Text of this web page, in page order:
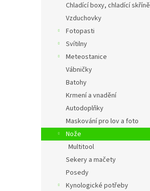
Chladící boxy, chladící skříně
Vzduchovky
Fotopasti
Svítilny
Meteostanice
Vábničky
Batohy
Krmení a vnadění
Autodoplňky
Maskování pro lov a foto
Nože
Multitool
Sekery a mačety
Posedy
Kynologické potřeby